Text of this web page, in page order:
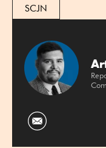
SCJN